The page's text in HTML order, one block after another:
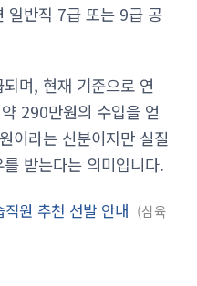
일반직 7급 또는 9급 공
며, 현재 기준으로 연
290만원의 수입을 얻
이라는 신분이지만 실질
받는다는 의미입니다.
원 추천 선발 안내
삼육